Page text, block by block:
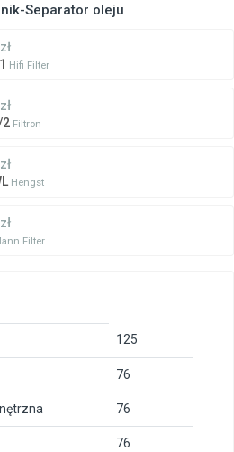
Separator oleju
Hifi Filter
2 Filtron
Hengst
Filter
125
76
76
76